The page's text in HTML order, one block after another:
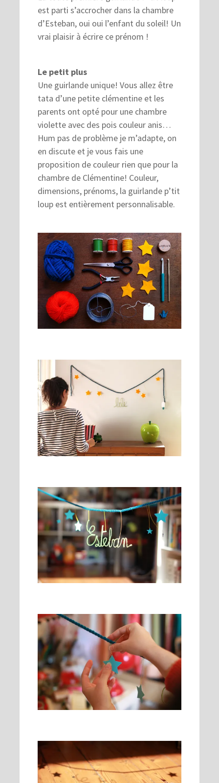
est parti s’accrocher dans la chambre
d’Esteban, oui oui l’enfant du soleil! Un
vrai plaisir à écrire ce prénom !
Le petit plus
Une guirlande unique! Vous allez être
tata d’une petite clémentine et les
parents ont opté pour une chambre
violette avec des pois couleur anis…
Hum pas de problème je m’adapte, on
en discute et je vous fais une
proposition de couleur rien que pour la
chambre de Clémentine! Couleur,
dimensions, prénoms, la guirlande p’tit
loup est entièrement personnalisable.